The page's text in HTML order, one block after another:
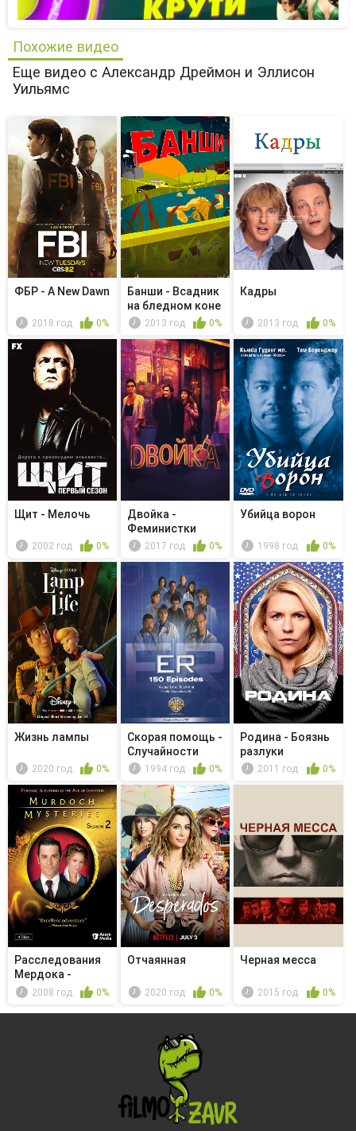
Похожие видео
Еще видео с Александр Дреймон и Эллисон
Уильямс
ФБР - A New Dawn
2018 год 0%
Банши - Всадник
на бледном коне
2013 год 0%
Кадры
2013 год 0%
Щит - Мелочь
2002 год 0%
Двойка -
Феминистки
будут в восторге
2017 год 0%
Убийца ворон
1998 год 0%
Жизнь лампы
2020 год 0%
Скорая помощь -
Случайности
1994 год 0%
Родина - Боязнь
разлуки
2011 год 0%
Расследования
Мердока -
Promising You...
2008 год 0%
Отчаянная
2020 год 0%
Чeрная месса
2015 год 0%